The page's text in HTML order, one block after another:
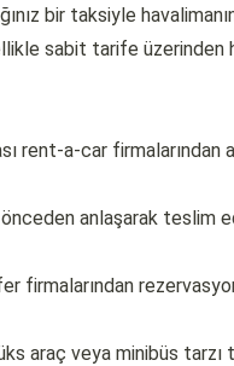
bir taksiyle
sabit tarife üzerinden
rent-a-car firmalarından
önceden anlaşarak teslim
araç veya minibüs